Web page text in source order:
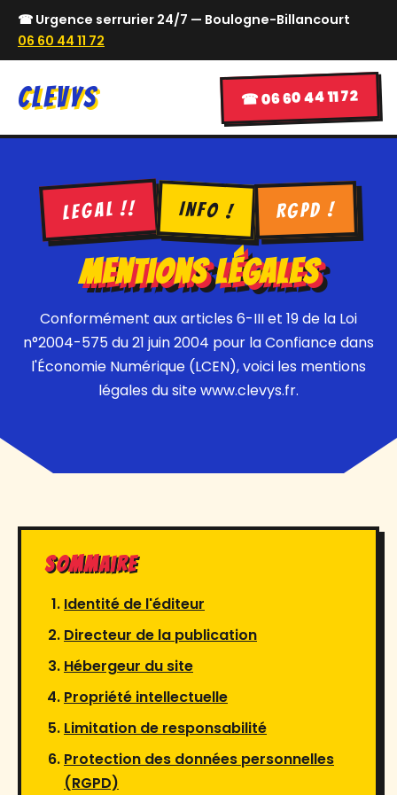
☎ Urgence serrurier 24/7 — Boulogne-Billancourt
06 60 44 11 72
CLEVYS ☎ 06 60 44 11 72
LEGAL !! INFO ! RGPD !
Mentions Légales
Conformément aux articles 6-III et 19 de la Loi
n°2004-575 du 21 juin 2004 pour la Confiance dans
l'Économie Numérique (LCEN), voici les mentions
légales du site www.clevys.fr.
Sommaire
Identité de l'éditeur
Directeur de la publication
Hébergeur du site
Propriété intellectuelle
Limitation de responsabilité
Protection des données personnelles
(RGPD)